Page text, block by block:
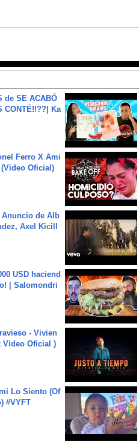
de SE ACABÓ
CONTÉ!!??| Ka
Ferro X Ami
Oficial)
Anuncio de Alb
Axel Kicill
USD haciend
| Salomondri
- Vivien
Video Oficial )
Lo Siento (Of
#VYFT